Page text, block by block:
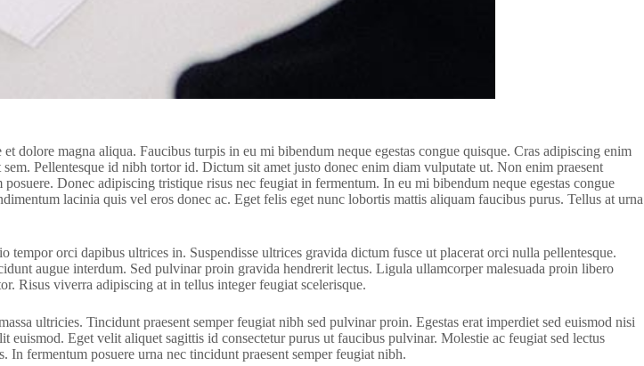
magna aliqua. Faucibus turpis in eu mi bibendum neque egestas congue quisque. Cras adipiscing enim
Pellentesque id nibh tortor id. Dictum sit amet justo donec enim diam vulputate ut. Non enim praesent
Donec adipiscing tristique risus nec feugiat in fermentum. In eu mi bibendum neque egestas congue
lacinia quis vel eros donec ac. Eget felis eget nunc lobortis mattis aliquam faucibus purus. Tellus at urna
orci dapibus ultrices in. Suspendisse ultrices gravida dictum fusce ut placerat orci nulla pellentesque.
augue interdum. Sed pulvinar proin gravida hendrerit lectus. Ligula ullamcorper malesuada proin libero
Risus viverra adipiscing at in tellus integer feugiat scelerisque.
ultricies. Tincidunt praesent semper feugiat nibh sed pulvinar proin. Egestas erat imperdiet sed euismod nisi
Eget velit aliquet sagittis id consectetur purus ut faucibus pulvinar. Molestie ac feugiat sed lectus
fermentum posuere urna nec tincidunt praesent semper feugiat nibh.